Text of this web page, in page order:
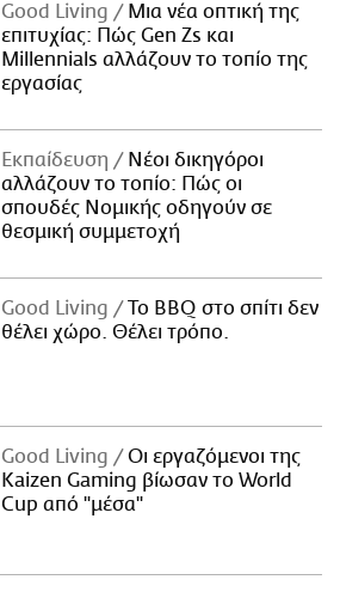
Good Living
Μια νέα οπτική της
επιτυχίας: Πώς Gen Zs και
Millennials αλλάζουν το τοπίο της
εργασίας
Εκπαίδευση
Νέοι δικηγόροι
αλλάζουν το τοπίο: Πώς οι
σπουδές Νομικής οδηγούν σε
θεσμική συμμετοχή
Good Living
Το BBQ στο σπίτι δεν
θέλει χώρο. Θέλει τρόπο.
Good Living
Οι εργαζόμενοι της
Kaizen Gaming βίωσαν το World
Cup από "μέσα"